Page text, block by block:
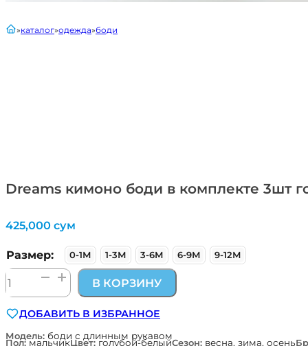
Dreams кимоно боди в комплекте 3шт
главнаякаталог одежда боди
425,000 сум
Размер: 0-1М 1-3М 3-6М 6-9М 9-12М
Количество
товара
кимоно
боди
В КОРЗИНУ
ДОБАВИТЬ В ИЗБРАННОЕ
Модель: боди с длинным рукавом
Пол:мальчикЦвет:голубой-белыйСезон: весна, зима, осень